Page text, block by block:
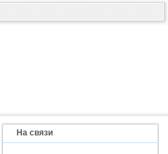
На связи